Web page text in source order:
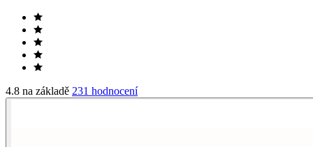
4.8 na základě 231 hodnocení